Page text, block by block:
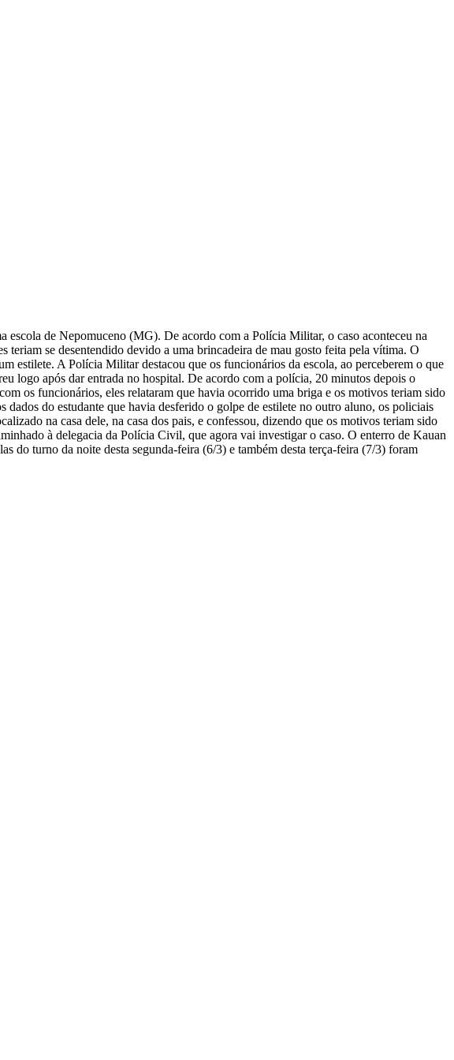
escola de Nepomuceno (MG). De acordo com a Polícia Militar, o caso aconteceu na
se desentendido devido a uma brincadeira de mau gosto feita pela vítima. O
A Polícia Militar destacou que os funcionários da escola, ao perceberem o que
logo após dar entrada no hospital. De acordo com a polícia, 20 minutos depois o
os funcionários, eles relataram que havia ocorrido uma briga e os motivos teriam sido
do estudante que havia desferido o golpe de estilete no outro aluno, os policiais
na casa dele, na casa dos pais, e confessou, dizendo que os motivos teriam sido
à delegacia da Polícia Civil, que agora vai investigar o caso. O enterro de Kauan
do turno da noite desta segunda-feira (6/3) e também desta terça-feira (7/3) foram